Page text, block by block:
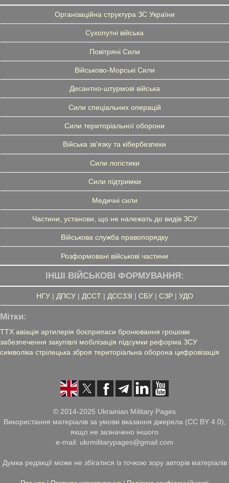
Організаційна структура ЗС України
Сухопутні війська
Повітряні Сили
Військово-Морські Сили
Десантно-штурмові війська
Сили спеціальних операцій
Сили територіальної оборони
Війська зв'язку та кібербезпеки
Сили логістики
Сили підтримки
Медичні сили
Частини, установи, що не належать до видів ЗСУ
Військова служба правопорядку
Розформовані військові частини
ІНШІ ВІЙСЬКОВІ ФОРМУВАННЯ:
НГУ| ДПСУ| ДССТ| ДССЗЗІ | СБУ| СЗР| УДО
Мітки:
ТТХ авіація артилерія боєприпаси бронювання грошове
забезпечення закупівлі мобілізація підсумки реформа ЗСУ
символіка стрілецька зброя територіальна оборона цифровізація
© 2014-2025 Ukrainian Military Pages
Використання матеріалів за умови вказання джерела (CC BY 4.0),
якщо не зазначено іншого
e-mail: ukrmilitarypages@gmail.com
Думка редакції може не збігатися із точкою зору авторів матеріалів